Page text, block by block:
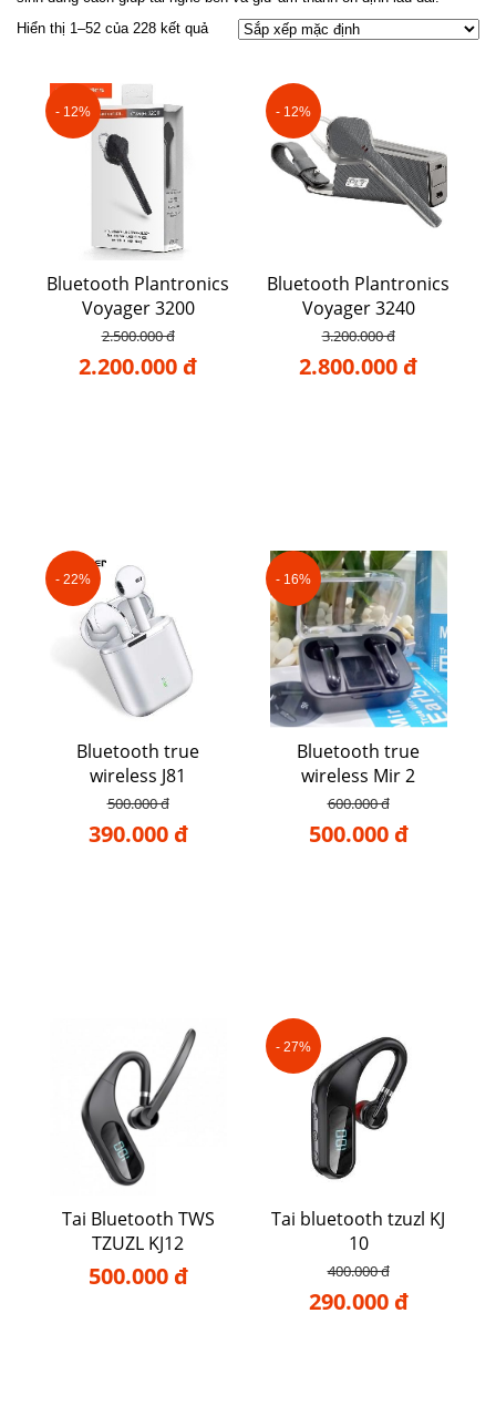
Hiển thị 1–52 của 228 kết quả
- 12%
Bluetooth Plantronics
Voyager 3200
2.500.000 đ
2.200.000 đ
- 12%
Bluetooth Plantronics
Voyager 3240
3.200.000 đ
2.800.000 đ
- 22%
Bluetooth true
wireless J81
500.000 đ
390.000 đ
- 16%
Bluetooth true
wireless Mir 2
600.000 đ
500.000 đ
Tai Bluetooth TWS
TZUZL KJ12
500.000 đ
- 27%
Tai bluetooth tzuzl KJ
10
400.000 đ
290.000 đ